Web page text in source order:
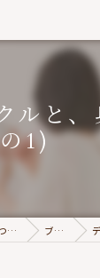
ルと
の1)
府中市の歯医者は高い志を持つこすが歯科医院 ブログ デ